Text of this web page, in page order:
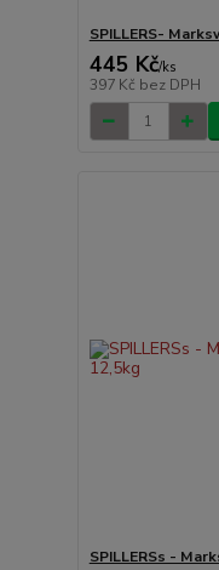
SPILLERS-
445 Kč/ks
397 Kč bez DPH
SPILLERSs -